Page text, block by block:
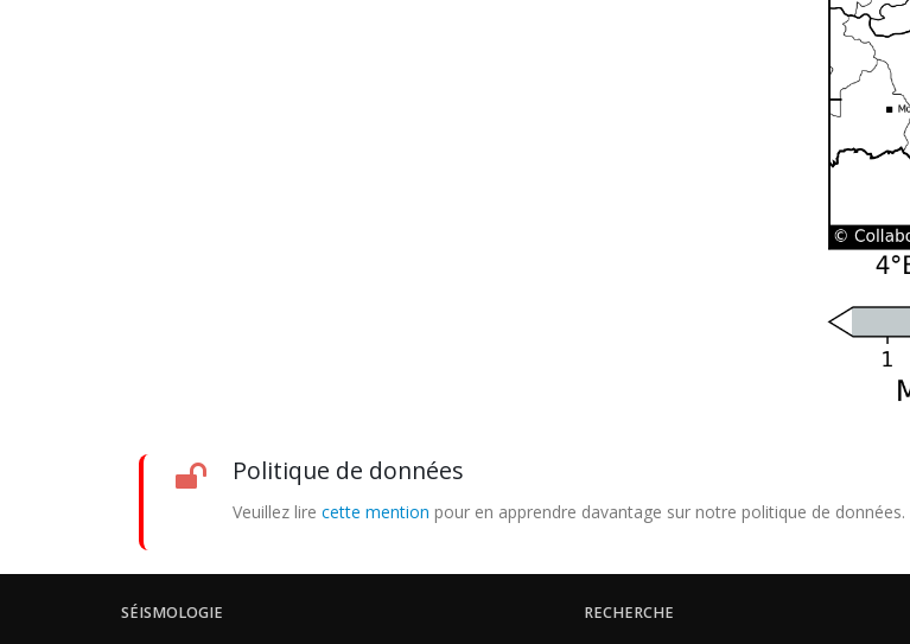
Politique de données
Veuillez lire cette mention pour en apprendre davantage sur notre politique de données.
SÉISMOLOGIE RECHERCHE